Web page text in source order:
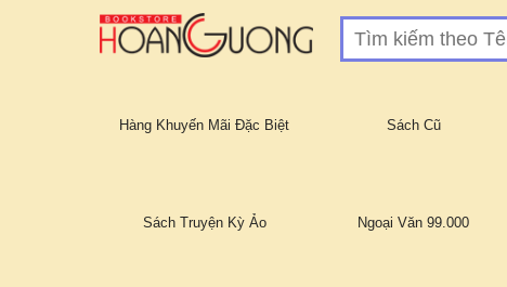
Hàng Khuyến Mãi Đặc Biệt Sách Cũ
Sách Truyện Kỳ Ảo Ngoại Văn 99.000